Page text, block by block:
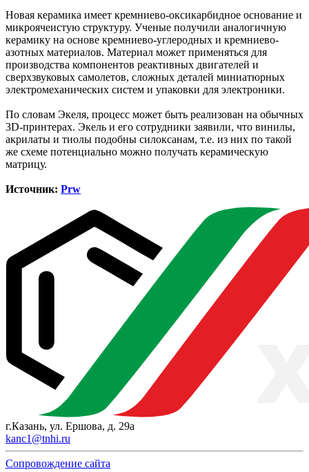
Новая керамика имеет кремниево-оксикарбидное основание и
микроячеистую структуру. Ученые получили аналогичную
керамику на основе кремниево-углеродных и кремниево-
азотных материалов. Материал может применяться для
производства компонентов реактивных двигателей и
сверхзвуковых самолетов, сложных деталей миниатюрных
электромеханических систем и упаковки для электроники.
По словам Экеля, процесс может быть реализован на обычных
3D-принтерах. Экель и его сотрудники заявили, что винилы,
акрилаты и тиолы подобны силоксанам, т.е. из них по такой
же схеме потенциально можно получать керамическую
матрицу.
Источник: Prw
г.Казань, ул. Ершова, д. 29а
kanc1@tnhi.ru
Сопровождение сайта